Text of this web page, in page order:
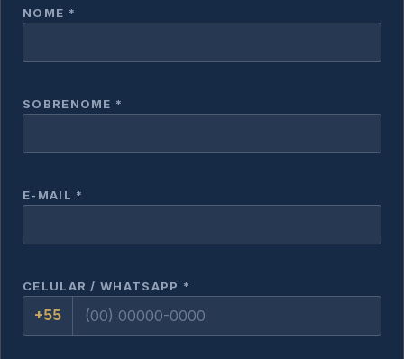
NOME *
SOBRENOME *
E-MAIL *
CELULAR / WHATSAPP *
+55